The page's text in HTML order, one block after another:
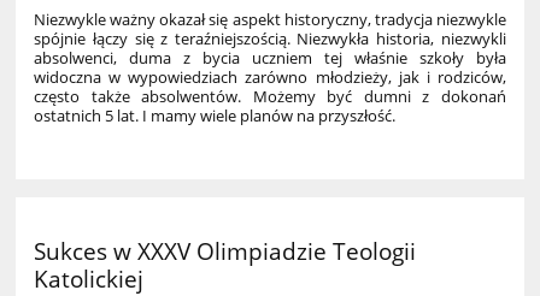
Niezwykle ważny okazał się aspekt historyczny, tradycja niezwykle
spójnie łączy się z teraźniejszością. Niezwykła historia, niezwykli
absolwenci, duma z bycia uczniem tej właśnie szkoły była
widoczna w wypowiedziach zarówno młodzieży, jak i rodziców,
często także absolwentów. Możemy być dumni z dokonań
ostatnich 5 lat. I mamy wiele planów na przyszłość.
Sukces w XXXV Olimpiadzie Teologii
Katolickiej